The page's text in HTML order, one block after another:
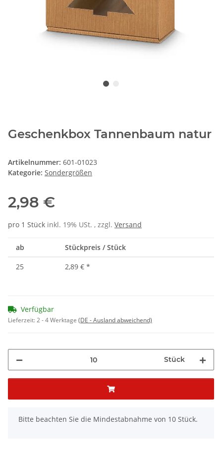
Geschenkbox Tannenbaum natur
Artikelnummer: 601-01023
Kategorie: Sondergrößen
2,98 €
pro 1 Stück inkl. 19% USt. , zzgl. Versand
ab Stückpreis / Stück
25 2,89 € *
Verfügbar
Lieferzeit:2 - 4 Werktage (DE - Ausland abweichend)
Stück
x
Bitte beachten Sie die Mindestabnahme von 10 Stück.